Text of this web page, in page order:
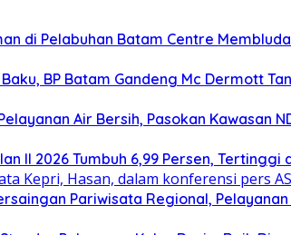
di Pelabuhan Batam Centre
BP Batam Gandeng Mc Dermott
Air Bersih, Pasokan Kawasan
II 2026 Tumbuh 6,99 Persen, Tertinggi
Pariwisata Regional,